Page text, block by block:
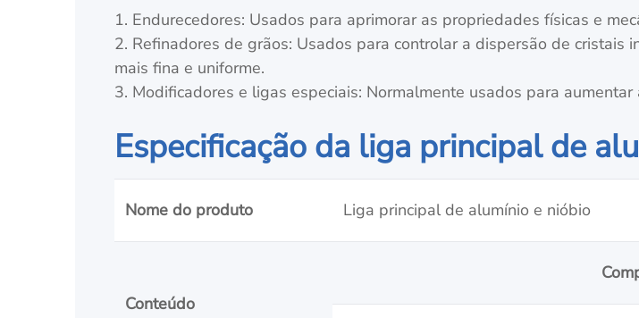
1. Endurecedores: Usados para aprimorar as propriedades físicas e
2. Refinadores de grãos: Usados para controlar a dispersão de
mais fina e uniforme.
3. Modificadores e ligas especiais: Normalmente usados para
Especificação da liga principal de
Nome do produto Liga principal de alumínio e nióbio
Conteúdo